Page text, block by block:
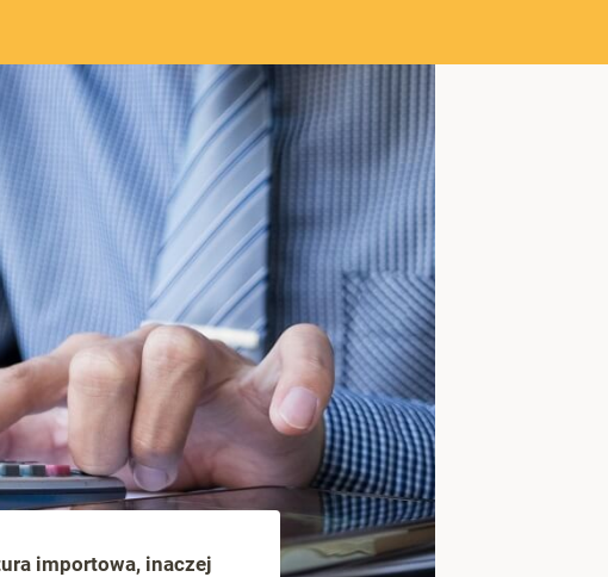
importowa, inaczej